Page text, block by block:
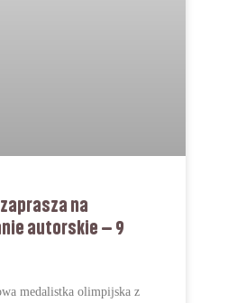
na
autorskie – 9
medalistka olimpijska z